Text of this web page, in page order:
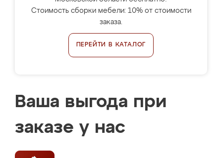
Стоимость сборки мебели: 10% от стоимости
заказа.
ПЕРЕЙТИ В КАТАЛОГ
Ваша выгода при
заказе у нас